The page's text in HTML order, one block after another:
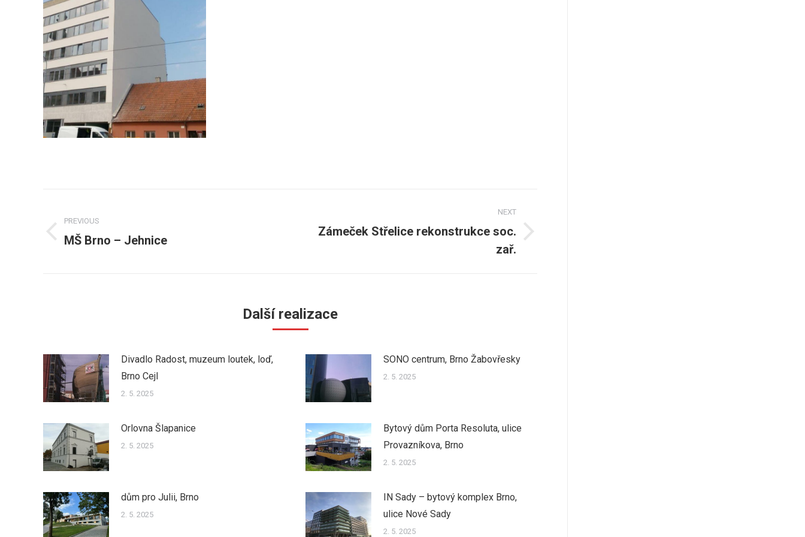
navigation
PREVIOUS
Previous
MŠ Brno – Jehnice
NEXT
Next
Zámeček Střelice rekonstrukce soc.
zař.
Další realizace
Divadlo Radost, muzeum loutek, loď,
Brno Cejl
2. 5. 2025
SONO centrum, Brno Žabovřesky
2. 5. 2025
Orlovna Šlapanice
2. 5. 2025
Bytový dům Porta Resoluta, ulice
Provazníkova, Brno
2. 5. 2025
dům pro Julii, Brno
2. 5. 2025
IN Sady – bytový komplex Brno,
ulice Nové Sady
2. 5. 2025